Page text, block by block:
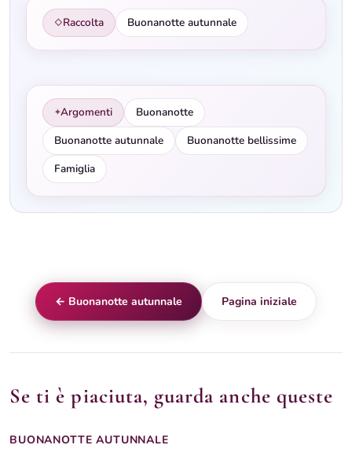
◇Raccolta Buonanotte autunnale
✦Argomenti
Buonanotte
Buonanotte autunnale
Buonanotte bellissime
Famiglia
Se ti è piaciuta, guarda anche queste
BUONANOTTE AUTUNNALE
Buonanotte Autunno silenziosa
← Buonanotte autunnale Pagina iniziale